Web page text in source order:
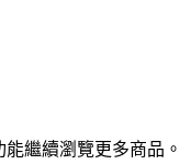
繼續瀏覽更多商品。